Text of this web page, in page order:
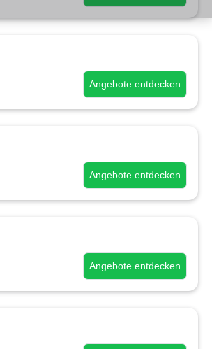
Angebote entdecken
Angebote entdecken
Angebote entdecken